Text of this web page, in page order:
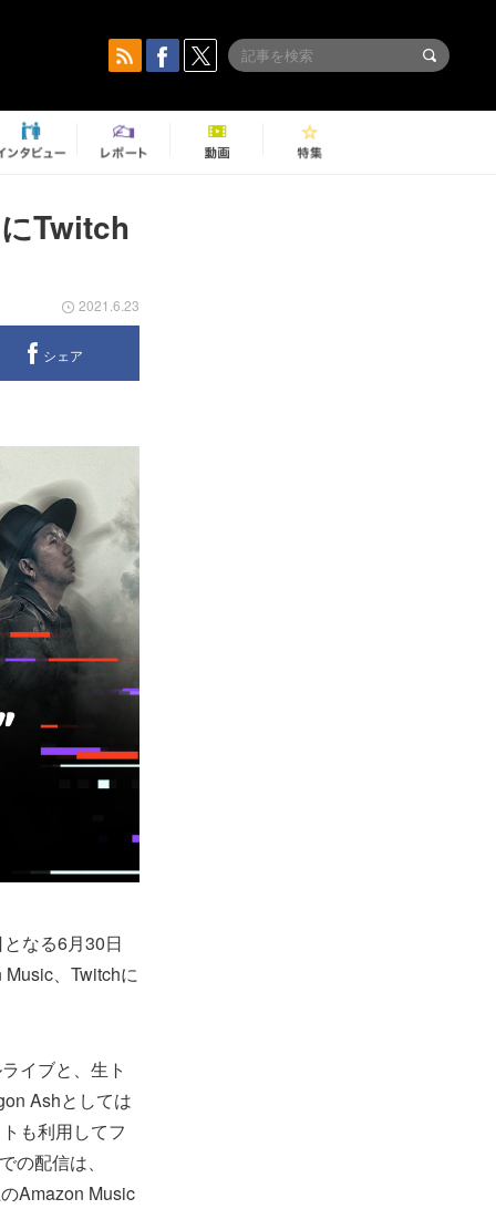
Twitch
2021.6.23
シェア
なる6月30日
、Twitchに
イブと、生ト
Ashとしては
も利用してフ
配信は、
Amazon Music